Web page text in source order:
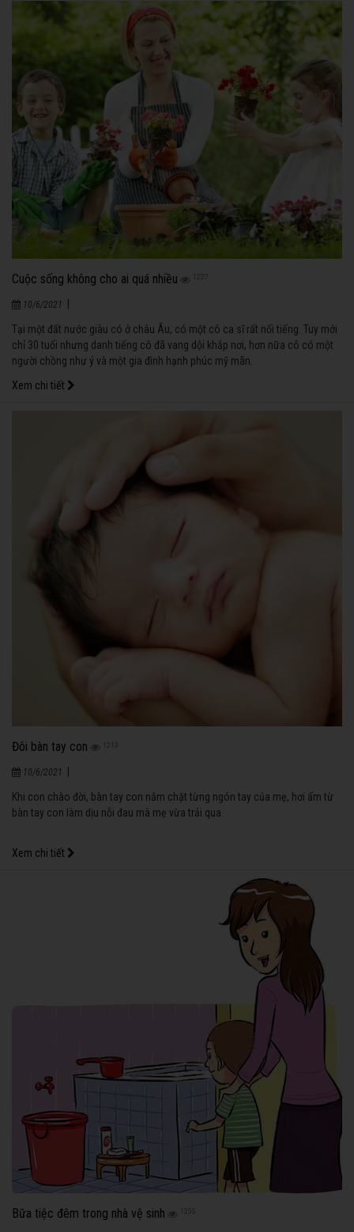
Cuộc sống không cho ai quá nhiều 1227
10/6/2021
Tại một đất nước giàu có ở châu Âu, có một cô ca sĩ rất nổi tiếng. Tuy mới
chỉ 30 tuổi nhưng danh tiếng cô đã vang dội khắp nơi, hơn nữa cô có một
người chồng như ý và một gia đình hạnh phúc mỹ mãn.
Xem chi tiết
Đôi bàn tay con 1213
10/6/2021
Khi con chào đời, bàn tay con nắm chặt từng ngón tay của mẹ, hơi ấm từ
bàn tay con làm dịu nỗi đau mà mẹ vừa trải qua.
Xem chi tiết
Bữa tiệc đêm trong nhà vệ sinh